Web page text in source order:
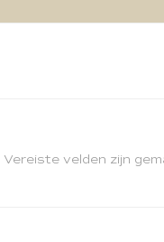
Vereiste velden zijn